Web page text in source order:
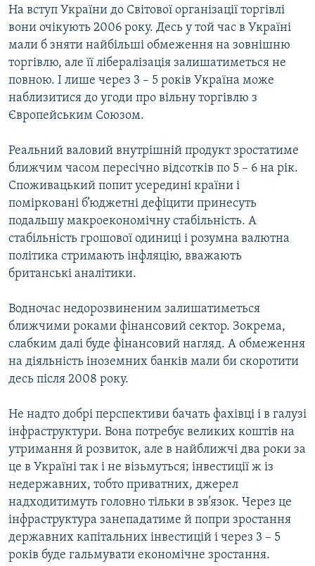
На вступ України до Світової організації торгівлі
вони очікують 2006 року. Десь у той час в Україні
мали б зняти найбільші обмеження на зовнішню
торгівлю, але її лібералізація залишатиметься не
повною. І лише через 3 – 5 років Україна може
наблизитися до угоди про вільну торгівлю з
Європейським Союзом.
Реальний валовий внутрішній продукт зростатиме
ближчим часом пересічно відсотків по 5 – 6 на рік.
Споживацький попит усередині країни і
помірковані б’юджетні дефіцити принесуть
подальшу макроекономічну стабільність. А
стабільність грошової одиниці і розумна валютна
політика стримають інфляцію, вважають
британські аналітики.
Водночас недорозвиненим залишатиметься
ближчими роками фінансовий сектор. Зокрема,
слабким далі буде фінансовий нагляд. А обмеження
на діяльність іноземних банків мали би скоротити
десь після 2008 року.
Не надто добрі перспективи бачать фахівці і в галузі
інфраструктури. Вона потребує великих коштів на
утримання й розвиток, але в найближчі два роки за
це в Україні так і не візьмуться; інвестиції ж із
недержавних, тобто приватних, джерел
надходитимуть головно тільки в зв’язок. Через це
інфраструктура занепадатиме й попри зростання
державних капітальних інвестицій і через 3 – 5
років буде гальмувати економічне зростання.